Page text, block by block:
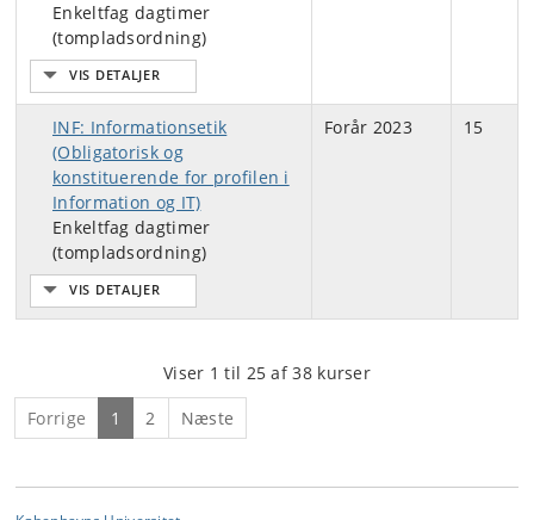
Enkeltfag dagtimer
(tompladsordning)
INF: Informationsetik
(Obligatorisk og
konstituerende for profilen i
Information og IT)
Enkeltfag dagtimer
(tompladsordning)
Forår 2023 15
Viser 1 til 25 af 38 kurser
Forrige 1 2 Næste